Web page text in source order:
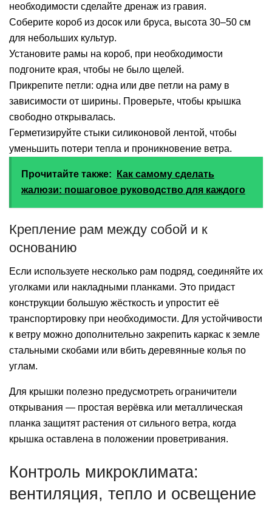
необходимости сделайте дренаж из гравия.
Соберите короб из досок или бруса, высота 30–50 см
для небольших культур.
Установите рамы на короб, при необходимости
подгоните края, чтобы не было щелей.
Прикрепите петли: одна или две петли на раму в
зависимости от ширины. Проверьте, чтобы крышка
свободно открывалась.
Герметизируйте стыки силиконовой лентой, чтобы
уменьшить потери тепла и проникновение ветра.
Прочитайте также:
Как самому сделать
жалюзи: пошаговое руководство для каждого
Крепление рам между собой и к
основанию
Если используете несколько рам подряд, соединяйте их
уголками или накладными планками. Это придаст
конструкции большую жёсткость и упростит её
транспортировку при необходимости. Для устойчивости
к ветру можно дополнительно закрепить каркас к земле
стальными скобами или вбить деревянные колья по
углам.
Для крышки полезно предусмотреть ограничители
открывания — простая верёвка или металлическая
планка защитят растения от сильного ветра, когда
крышка оставлена в положении проветривания.
Контроль микроклимата:
вентиляция, тепло и освещение